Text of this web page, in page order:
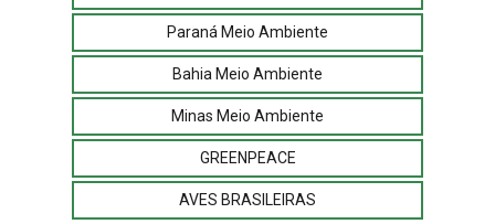
Paraná Meio Ambiente
Bahia Meio Ambiente
Minas Meio Ambiente
GREENPEACE
AVES BRASILEIRAS